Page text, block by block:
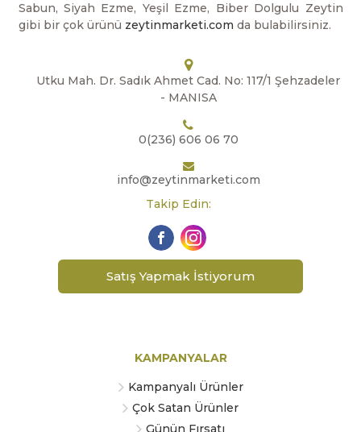
Sabun, Siyah Ezme, Yeşil Ezme, Biber Dolgulu Zeytin
gibi bir çok ürünü zeytinmarketi.com da bulabilirsiniz.
Utku Mah. Dr. Sadık Ahmet Cad. No: 117/1 Şehzadeler
- MANISA
0(236) 606 06 70
info@zeytinmarketi.com
Takip Edin:
Satış Yapmak İstiyorum
KAMPANYALAR
Kampanyalı Ürünler
Çok Satan Ürünler